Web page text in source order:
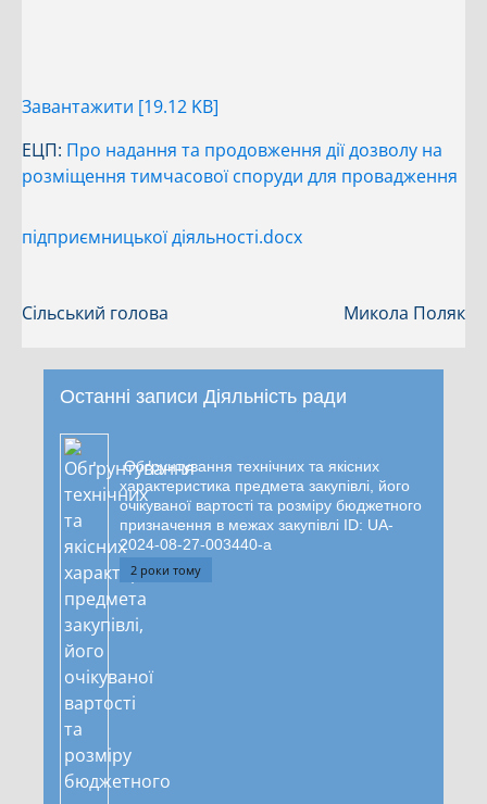
Завантажити [19.12 KB]
ЕЦП: Про надання та продовження дії дозволу на
розміщення тимчасової споруди для провадження
підприємницької діяльності.docx
Сільський голова Микола Поляк
Останні записи Діяльність ради
Обґрунтування технічних та якісних
характеристика предмета закупівлі, його
очікуваної вартості та розміру бюджетного
призначення в межах закупівлі ID: UA-
2024-08-27-003440-a
2 роки тому